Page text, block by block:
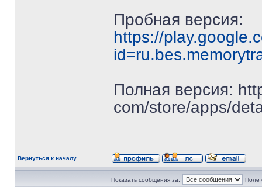
Пробная версия:
https://
Полная версия:
com/store/apps/
Вернуться к началу
Показать сообщения за: Поле